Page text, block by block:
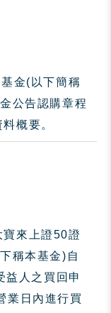
金(以下簡稱
公告認購章程
概要。
來上證50證
稱本基金)自
人之買回申
業日內進行買